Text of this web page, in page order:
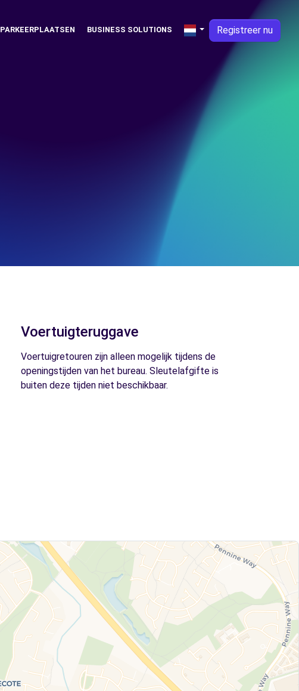
PARKEERPLAATSEN BUSINESS SOLUTIONS Registreer nu
Voertuigteruggave
Voertuigretouren zijn alleen mogelijk tijdens de
openingstijden van het bureau. Sleutelafgifte is
buiten deze tijden niet beschikbaar.